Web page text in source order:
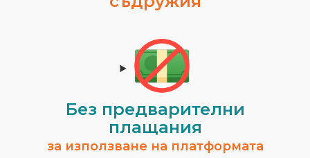
Без предварителни
плащания
за използване на платформата